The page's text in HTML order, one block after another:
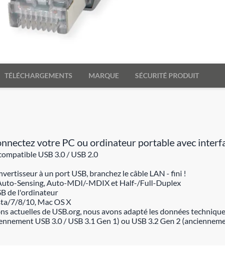
TÉLÉCHARGEMENTS MARQUE SÉCURITÉ PRODUIT
votre PC ou ordinateur portable avec
USB 3.0 / USB 2.0
à un port USB, branchez le câble LAN - fini !
Sensing, Auto-MDI/-MDIX et Half-/Full-Duplex
de l'ordinateur
7/8/10, Mac OS X
actuelles de USB.org, nous avons adapté les données
USB 3.0 / USB 3.1 Gen 1) ou USB 3.2 Gen 2